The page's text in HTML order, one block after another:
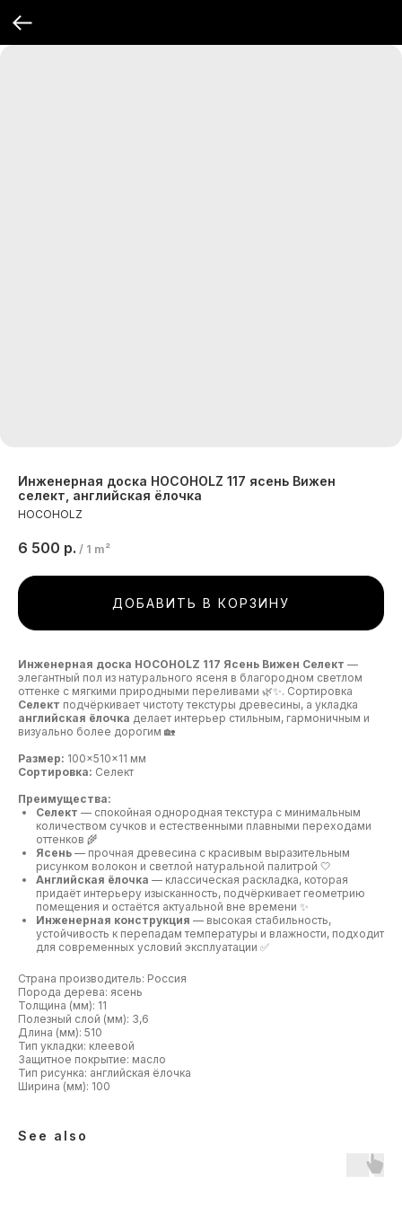
Инженерная доска HOCOHOLZ 117 ясень Вижен
селект, английская ёлочка
HOCOHOLZ
6 500 р. / 1 m²
ДОБАВИТЬ В КОРЗИНУ
Инженерная доска HOCOHOLZ 117 Ясень Вижен Селект —
элегантный пол из натурального ясеня в благородном светлом
оттенке с мягкими природными переливами 🌿✨. Сортировка
Селект подчёркивает чистоту текстуры древесины, а укладка
английская ёлочка делает интерьер стильным, гармоничным и
визуально более дорогим 🏡
Размер: 100×510×11 мм
Сортировка: Селект
Преимущества:
Селект — спокойная однородная текстура с минимальным
количеством сучков и естественными плавными переходами
оттенков 🌾
Ясень — прочная древесина с красивым выразительным
рисунком волокон и светлой натуральной палитрой 🤍
Английская ёлочка — классическая раскладка, которая
придаёт интерьеру изысканность, подчёркивает геометрию
помещения и остаётся актуальной вне времени ✨
Инженерная конструкция — высокая стабильность,
устойчивость к перепадам температуры и влажности, подходит
для современных условий эксплуатации ✅
Страна производитель: Россия
Порода дерева: ясень
Толщина (мм): 11
Полезный слой (мм): 3,6
Длина (мм): 510
Тип укладки: клеевой
Защитное покрытие: масло
Тип рисунка: английская ёлочка
Ширина (мм): 100
See also